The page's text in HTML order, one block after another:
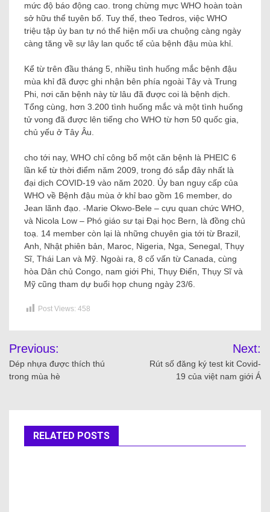
mức độ báo động cao. trong chừng mực WHO hoàn toàn
sở hữu thể tuyên bố. Tuy thế, theo Tedros, việc WHO
triệu tập ủy ban tự nó thể hiện mối ưa chuộng càng ngày
càng tăng về sự lây lan quốc tế của bệnh đậu mùa khỉ.
Kể từ trên đầu tháng 5, nhiều tình huống mắc bệnh đậu
mùa khỉ đã được ghi nhận bên phía ngoài Tây và Trung
Phi, nơi căn bệnh này từ lâu đã được coi là bệnh dịch.
Tổng cùng, hơn 3.200 tình huống mắc và một tình huống
tử vong đã được lên tiếng cho WHO từ hơn 50 quốc gia,
chủ yếu ở Tây Âu.
cho tới nay, WHO chỉ công bố một căn bệnh là PHEIC 6
lần kể từ thời điểm năm 2009, trong đó sắp đây nhất là
đại dịch COVID-19 vào năm 2020. Ủy ban nguy cấp của
WHO về Bệnh đậu mùa ở khỉ bao gồm 16 member, do
Jean lãnh đạo. -Marie Okwo-Bele – cựu quan chức WHO,
và Nicola Low – Phó giáo sư tại Đại học Bern, là đồng chủ
toạ. 14 member còn lại là những chuyên gia tới từ Brazil,
Anh, Nhật phiên bản, Maroc, Nigeria, Nga, Senegal, Thụy
Sĩ, Thái Lan và Mỹ. Ngoài ra, 8 cố vấn từ Canada, cùng
hòa Dân chủ Congo, nam giới Phi, Thụy Điển, Thụy Sĩ và
Mỹ cũng tham dự buổi họp chung ngày 23/6.
Post Views: 458
Previous:
Dép nhựa được thích thú
trong mùa hè
Next:
Rút số đăng ký test kit Covid-
19 của việt nam giới Á
RELATED POSTS